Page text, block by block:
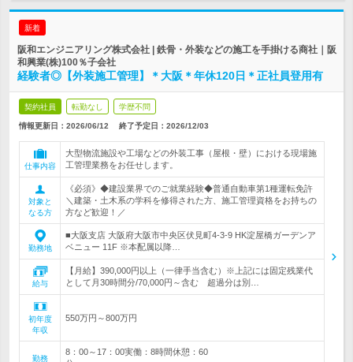
新着
阪和エンジニアリング株式会社 | 鉄骨・外装などの施工を手掛ける商社｜阪
和興業(株)100％子会社
経験者◎【外装施工管理】＊大阪＊年休120日＊正社員登用有
契約社員 転勤なし 学歴不問
情報更新日：2026/06/12 終了予定日： 2026/12/03
仕事内容
大型物流施設や工場などの外装工事（屋根・壁）における現場施
工管理業務をお任せします。
対象と
なる方
《必須》◆建設業界でのご就業経験◆普通自動車第1種運転免許
＼建築・土木系の学科を修得された方、施工管理資格をお持ちの
方など歓迎！／
勤務地
■大阪支店 大阪府大阪市中央区伏見町4-3-9 HK淀屋橋ガーデンア
ベニュー 11F ※本配属以降…
給与
【月給】390,000円以上（一律手当含む）※上記には固定残業代
として月30時間分/70,000円～含む 超過分は別…
初年度
年収
550万円～800万円
勤務
8：00～17：00実働：8時間休憩：60